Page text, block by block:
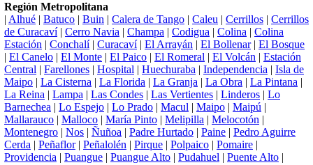
Región Metropolitana
| Alhué | Batuco | Buin | Calera de Tango | Caleu | Cerrillos | Cerrillos
de Curacaví| Cerro Navia | Champa | Codigua | Colina | Colina
Estación | Conchalí| Curacaví| El Arrayán | El Bollenar| El Bosque
| El Canelo | El Monte | El Paico | El Romeral | El Volcán | Estación
Central | Farellones | Hospital | Huechuraba | Independencia | Isla de
Maipo | La Cisterna | La Florida | La Granja | La Obra | La Pintana |
La Reina | Lampa | Las Condes | Las Vertientes | Linderos | Lo
Barnechea | Lo Espejo | Lo Prado | Macul | Maipo | Maipú |
Mallarauco | Malloco | María Pinto | Melipilla | Melocotón |
Montenegro | Nos | Ñuñoa | Padre Hurtado | Paine | Pedro Aguirre
Cerda | Peñaflor| Peñalolén | Pirque | Polpaico | Pomaire |
Providencia | Puangue | Puangue Alto | Pudahuel | Puente Alto |